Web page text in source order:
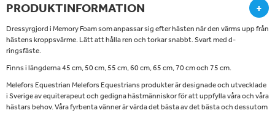
PRODUKTINFORMATION +
Dressyrgjord i Memory Foam som anpassar sig efter hästen när den värms upp från
hästens kroppsvärme. Lätt att hålla ren och torkar snabbt. Svart med d-
ringsfäste.
Finns i längderna 45 cm, 50 cm, 55 cm, 60 cm, 65 cm, 70 cm och 75 cm.
Melefors Equestrian Melefors Equestrians produkter är designade och utvecklade
i Sverige av equiterapeut och gedigna hästmänniskor för att uppfylla våra och våra
hästars behov. Våra fyrbenta vänner är värda det bästa av det bästa och dessutom